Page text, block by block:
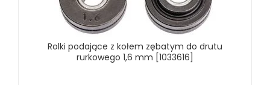
Rolki podające z kołem zębatym do drutu
rurkowego 1,6 mm [1033616]